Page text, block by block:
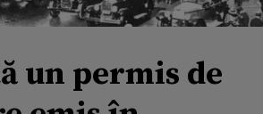
un permis de